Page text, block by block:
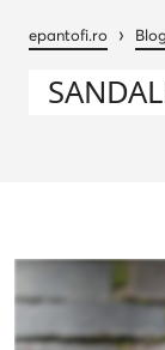
epantofi.ro ›